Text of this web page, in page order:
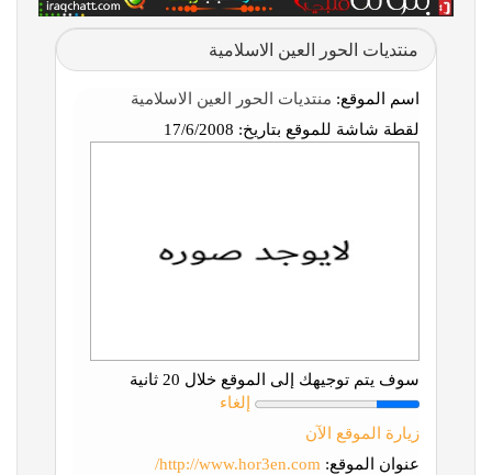
منتديات الحور العين الاسلامية
اسم الموقع: منتديات الحور العين الاسلامية
لقطة شاشة للموقع بتاريخ:
سوف يتم توجيهك إلى الموقع خلال 20 ثانية
إلغاء
زيارة الموقع الآن
عنوان الموقع: http://www.hor3en.com/